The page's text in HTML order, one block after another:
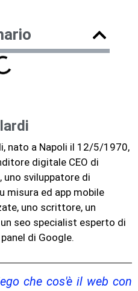
nato a Napoli il 12/5/1970,
digitale CEO di
uno sviluppatore di
misura ed app mobile
uno scrittore, un
seo specialist esperto di
di Google.
che cos'è il web con